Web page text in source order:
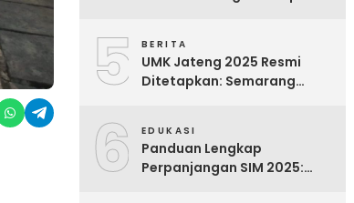
5 BERITA
UMK Jateng 2025 Resmi
Ditetapkan: Semarang
6 EDUKASI
Panduan Lengkap
Perpanjangan SIM 2025: